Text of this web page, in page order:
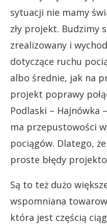
sytuacji nie mamy
zły projekt. Budzimy
zrealizowany i
dotyczące ruchu
albo średnie, jak na
projekt poprawy
Podlaski – Hajnówka
ma przepustowości
pociągów. Dlatego,
proste błędy
Są to też dużo
wspomniana
która jest częścią